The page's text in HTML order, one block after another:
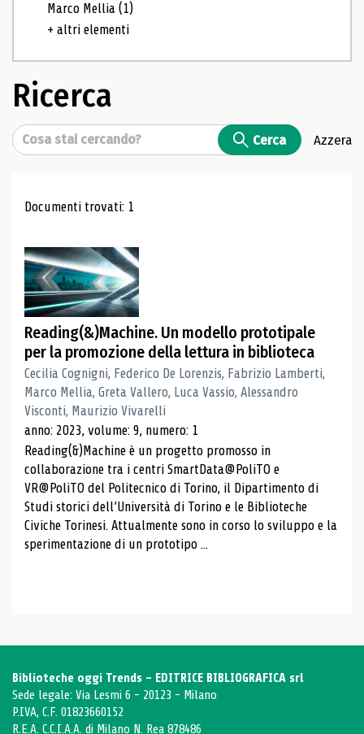
Marco Mellia(1)
+ altri elementi
Ricerca
Cerca Cerca Azzera
Risultati di ricerca
Documenti trovati: 1
Reading(&)Machine. Un modello prototipale
per la promozione della lettura in biblioteca
Cecilia Cognigni, Federico De Lorenzis, Fabrizio Lamberti,
Marco Mellia, Greta Vallero, Luca Vassio, Alessandro
Visconti, Maurizio Vivarelli
anno: 2023, volume: 9, numero: 1
Reading(&)Machine è un progetto promosso in
collaborazione tra i centri SmartData@PoliTO e
VR@PoliTO del Politecnico di Torino, il Dipartimento di
Studi storici dell’Università di Torino e le Biblioteche
Civiche Torinesi. Attualmente sono in corso lo sviluppo e la
sperimentazione di un prototipo ...
Biblioteche oggi Trends - EDITRICE BIBLIOGRAFICA srl
Sede legale: Via Lesmi 6 - 20123 - Milano
P.IVA, C.F. 01823660152
R.E.A. C.C.I.A.A. di Milano N. Rea 878486